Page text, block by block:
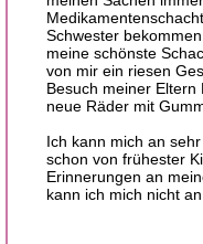
Schwester
meine schönste
von mir ein riesen
Besuch meiner
neue Räder mit
Ich kann mich an
schon von frühester
Erinnerungen an
kann ich mich nicht